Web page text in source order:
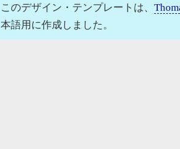
このデザイン・テンプレートは、
本語用に作成しました。